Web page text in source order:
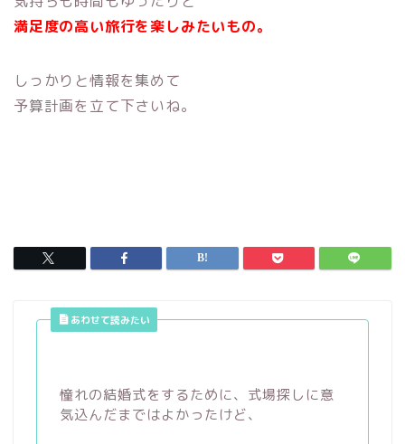
満足度の高い旅行を楽しみたいもの。
しっかりと情報を集めて
予算計画を立て下さいね。
あわせて読みたい
憧れの結婚式をするために、式場探しに意
気込んだまではよかったけど、